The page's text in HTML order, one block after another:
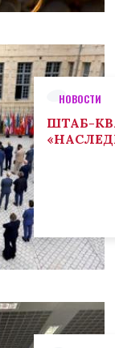
НОВОСТИ
ШТАБ-